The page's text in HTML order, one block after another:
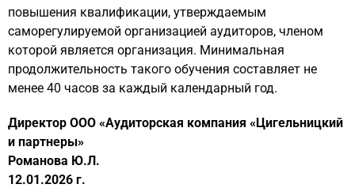
повышения квалификации, утверждаемым
саморегулируемой организацией аудиторов, членом
которой является организация. Минимальная
продолжительность такого обучения составляет не
менее 40 часов за каждый календарный год.
Директор ООО «Аудиторская компания «Цигельницкий
и партнеры»
Романова Ю.Л.
12.01.2026 г.